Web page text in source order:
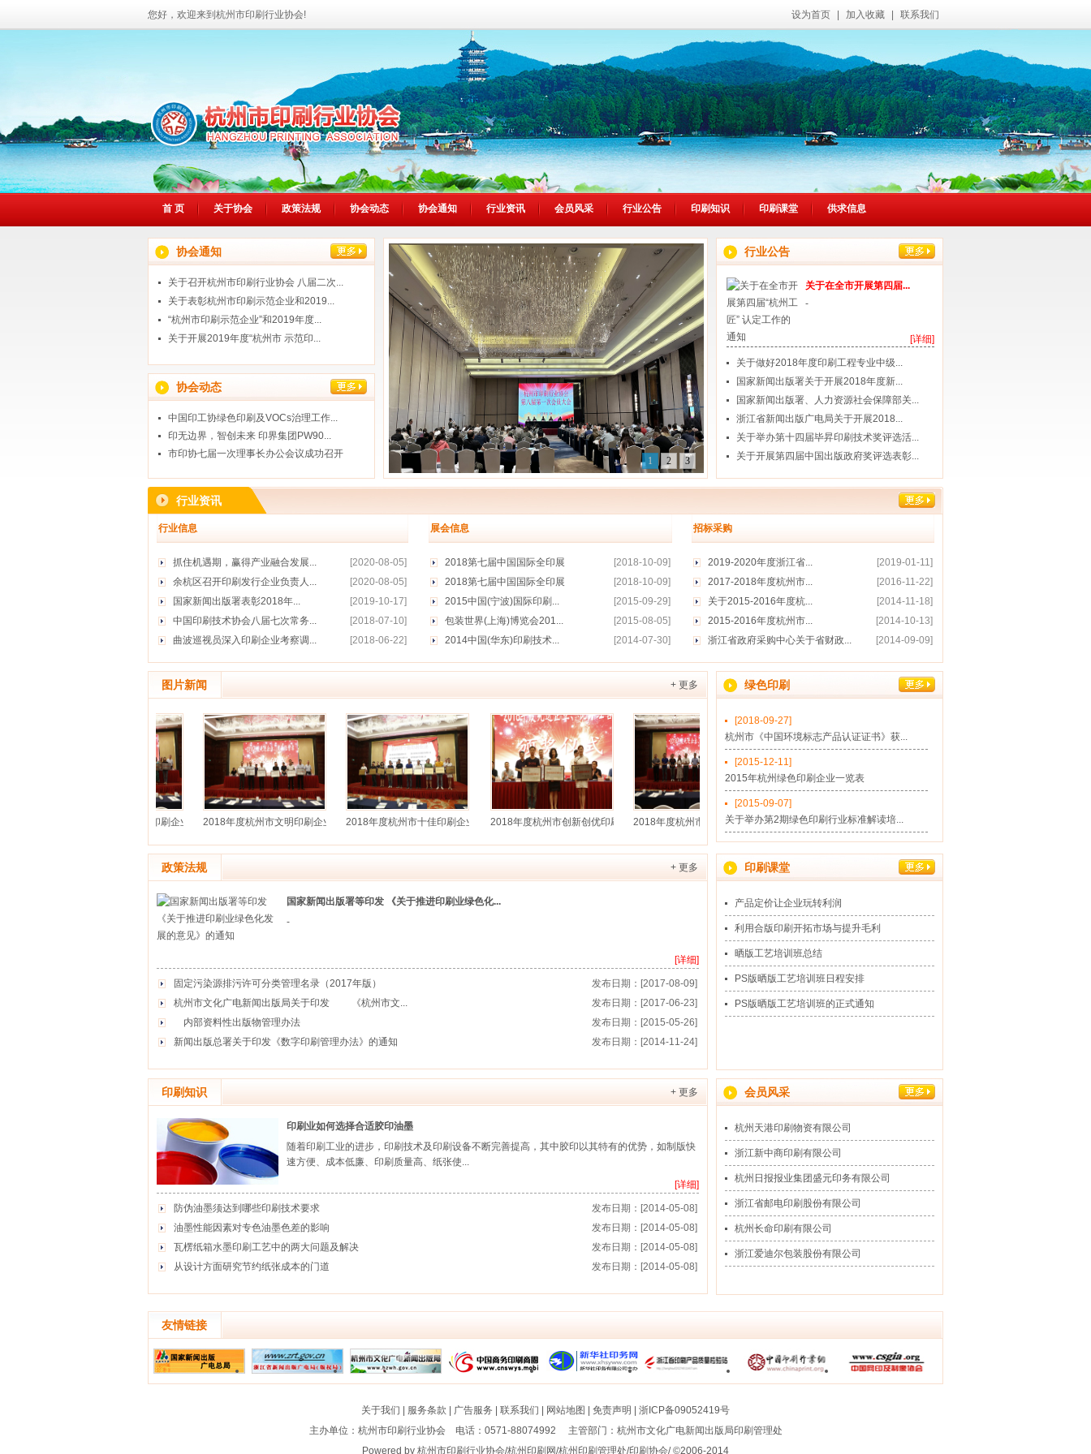
您好，欢迎来到杭州市印刷行业协会! 设为首页 加入收藏 联系我们
首 页 关于协会 政策法规 协会动态 协会通知 行业资讯 会员风采 行业公告 印刷知识 印刷课堂 供求信息
协会通知
关于召开杭州市印刷行业协会 八届二次...
关于表彰杭州市印刷示范企业和2019...
“杭州市印刷示范企业”和2019年度...
关于开展2019年度“杭州市 示范印...
协会动态
中国印工协绿色印刷及VOCs治理工作...
印无边界，智创未来 印界集团PW90...
市印协七届一次理事长办公会议成功召开
行业公告
关于在全市开展第四届...
-
[详细]
关于做好2018年度印刷工程专业中级...
国家新闻出版署关于开展2018年度新...
国家新闻出版署、人力资源社会保障部关...
浙江省新闻出版广电局关于开展2018...
关于举办第十四届毕昇印刷技术奖评选活...
关于开展第四届中国出版政府奖评选表彰...
1 2 3
行业资讯
行业信息
[2020-08-05]
抓住机遇期，赢得产业融合发展...
[2020-08-05]
余杭区召开印刷发行企业负责人...
[2019-10-17]
国家新闻出版署表彰2018年...
[2018-07-10]
中国印刷技术协会八届七次常务...
[2018-06-22]
曲波巡视员深入印刷企业考察调...
招标采购
[2019-01-11]
2019-2020年度浙江省...
[2016-11-22]
2017-2018年度杭州市...
[2014-11-18]
关于2015-2016年度杭...
[2014-10-13]
2015-2016年度杭州市...
[2014-09-09]
浙江省政府采购中心关于省财政...
展会信息
[2018-10-09]
2018第七届中国国际全印展
[2018-10-09]
2018第七届中国国际全印展
[2015-09-29]
2015中国(宁波)国际印刷...
[2015-08-05]
包装世界(上海)博览会201...
[2014-07-30]
2014中国(华东)印刷技术...
+ 更多
图片新闻
2018年度杭州市文明印刷企业 2018年度杭州市文明印刷企业 2018年度杭州市十佳印刷企业 2018年度杭州市创新创优印刷企业 2018年度杭州市印刷行业优秀经营者2018年度杭州市文明印刷企业 2018年度杭州市文明印刷企业
绿色印刷
[2018-09-27]
杭州市《中国环境标志产品认证证书》获...
[2015-12-11]
2015年杭州绿色印刷企业一览表
[2015-09-07]
关于举办第2期绿色印刷行业标准解读培...
+ 更多
政策法规
国家新闻出版署等印发 《关于推进印刷业绿色化...
-
[详细]
发布日期：[2017-08-09]
固定污染源排污许可分类管理名录（2017年版）
发布日期：[2017-06-23]
杭州市文化广电新闻出版局关于印发 《杭州市文...
发布日期：[2015-05-26]
内部资料性出版物管理办法
发布日期：[2014-11-24]
新闻出版总署关于印发《数字印刷管理办法》的通知
印刷课堂
产品定价让企业玩转利润
利用合版印刷开拓市场与提升毛利
晒版工艺培训班总结
PS版晒版工艺培训班日程安排
PS版晒版工艺培训班的正式通知
+ 更多
印刷知识
印刷业如何选择合适胶印油墨
随着印刷工业的进步，印刷技术及印刷设备不断完善提高，其中胶印以其特有的优势，如制版快
速方便、成本低廉、印刷质量高、纸张使...
[详细]
发布日期：[2014-05-08]
防伪油墨须达到哪些印刷技术要求
发布日期：[2014-05-08]
油墨性能因素对专色油墨色差的影响
发布日期：[2014-05-08]
瓦楞纸箱水墨印刷工艺中的两大问题及解决
发布日期：[2014-05-08]
从设计方面研究节约纸张成本的门道
会员风采
杭州天港印刷物资有限公司
浙江新中商印刷有限公司
杭州日报报业集团盛元印务有限公司
浙江省邮电印刷股份有限公司
杭州长命印刷有限公司
浙江爱迪尔包装股份有限公司
友情链接
关于我们 服务条款 广告服务 联系我们 网站地图 免责声明
| 浙ICP备09052419号
主办单位：杭州市印刷行业协会 电话：0571-88074992 主管部门：杭州市文化广电新闻出版局印刷管理处
Powered by 杭州市印刷行业协会/杭州印刷网/杭州印刷管理处/印刷协会/ ©2006-2014